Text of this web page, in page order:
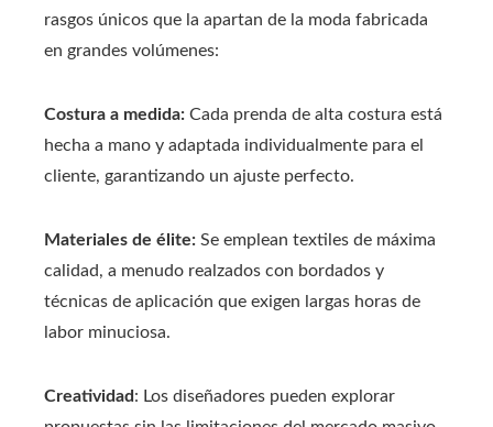
rasgos únicos que la apartan de la moda fabricada
en grandes volúmenes:
Costura a medida: Cada prenda de alta costura está
hecha a mano y adaptada individualmente para el
cliente, garantizando un ajuste perfecto.
Materiales de élite: Se emplean textiles de máxima
calidad, a menudo realzados con bordados y
técnicas de aplicación que exigen largas horas de
labor minuciosa.
Creatividad: Los diseñadores pueden explorar